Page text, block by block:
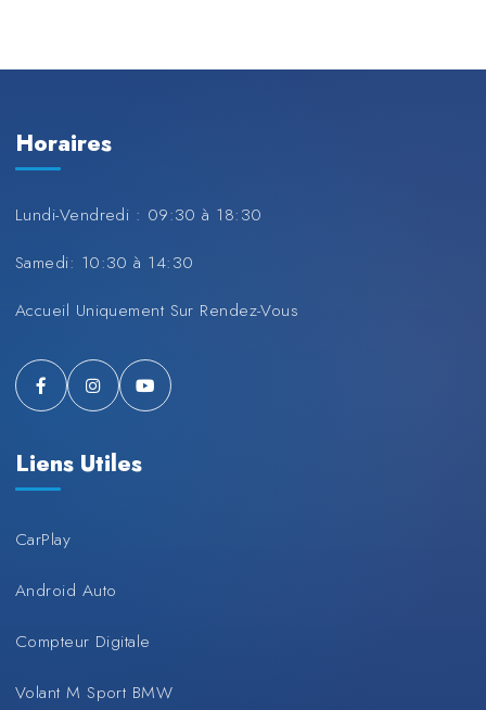
Horaires
Lundi-Vendredi : 09:30 à 18:30
Samedi: 10:30 à 14:30
Accueil Uniquement Sur Rendez-Vous
Liens Utiles
CarPlay
Android Auto
Compteur Digitale
Volant M Sport BMW